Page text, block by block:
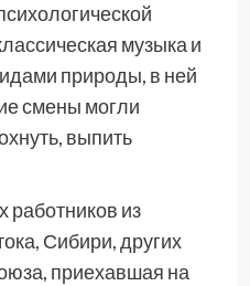
музыка и
природы, в ней
смены могли
выпить
работников из
Сибири, других
приехавшая на